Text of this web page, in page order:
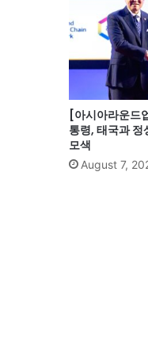
[아시아라운
통령, 태국과
모색
August 7,